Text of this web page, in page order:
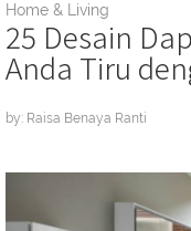
Home & Living
25 Desain
Anda Tiru
by: Raisa Benaya Ranti